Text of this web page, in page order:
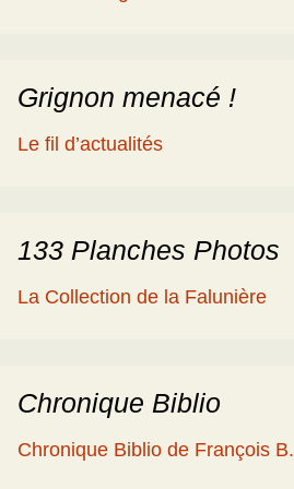
et les fossiles
silicifiée …
les reportages
Grignon menacé !
Le fil d’actualités
133 Planches Photos
La Collection de la Falunière
Chronique Biblio
Chronique Biblio de François B.